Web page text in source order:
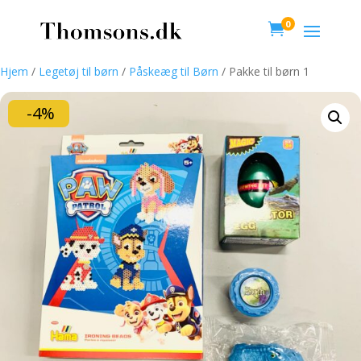
0
Hjem / Legetøj til børn / Påskeæg til Børn / Pakke til børn 1
-4%